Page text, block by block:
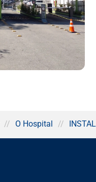
// O Hospital //